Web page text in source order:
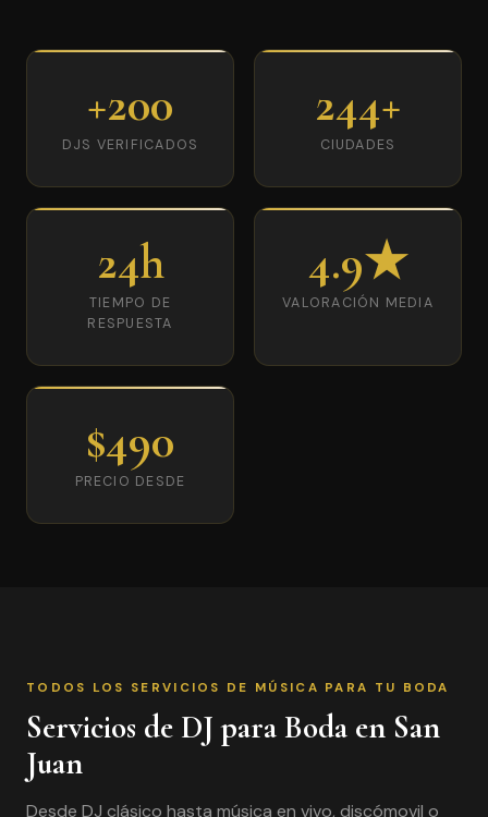
+200
DJS VERIFICADOS
244+
CIUDADES
24h
TIEMPO DE
RESPUESTA
4.9★
VALORACIÓN MEDIA
$490
PRECIO DESDE
TODOS LOS SERVICIOS DE MÚSICA PARA TU BODA
Servicios de DJ para Boda en San
Juan
Desde DJ clásico hasta música en vivo, discómovil o